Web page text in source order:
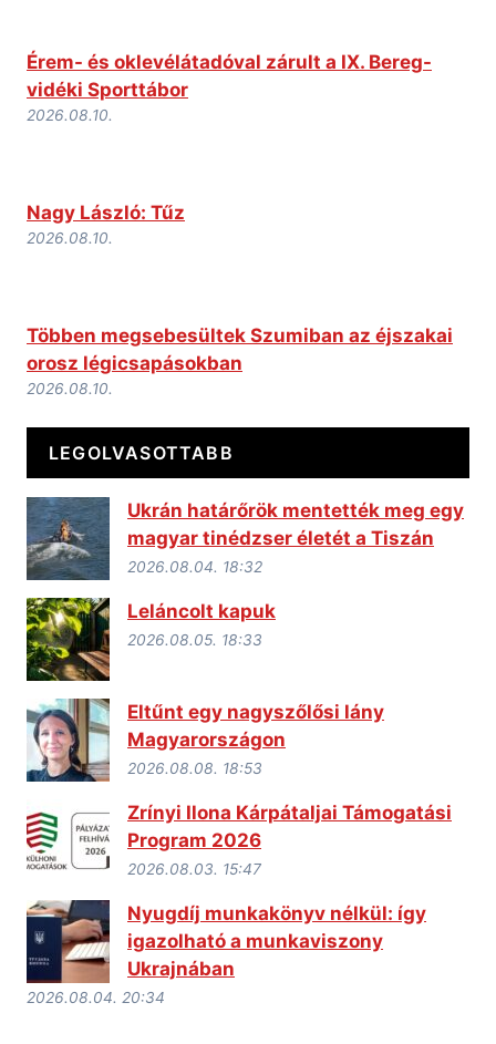
Érem- és oklevélátadóval zárult a IX. Bereg-
vidéki Sporttábor
2026.08.10.
Nagy László: Tűz
2026.08.10.
Többen megsebesültek Szumiban az éjszakai
orosz légicsapásokban
2026.08.10.
LEGOLVASOTTABB
Ukrán határőrök mentették meg egy
magyar tinédzser életét a Tiszán
2026.08.04. 18:32
Leláncolt kapuk
2026.08.05. 18:33
Eltűnt egy nagyszőlősi lány
Magyarországon
2026.08.08. 18:53
Zrínyi Ilona Kárpátaljai Támogatási
Program 2026
2026.08.03. 15:47
Nyugdíj munkakönyv nélkül: így
igazolható a munkaviszony
Ukrajnában
2026.08.04. 20:34